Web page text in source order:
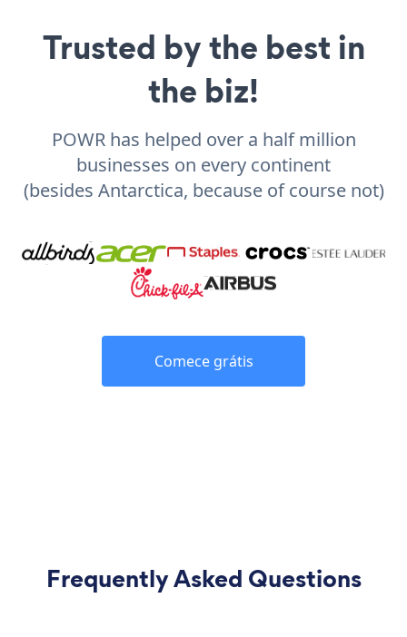
Trusted by the best in
the biz!
POWR has helped over a half million
businesses on every continent
(besides Antarctica, because of course not)
Comece grátis
Frequently Asked Questions